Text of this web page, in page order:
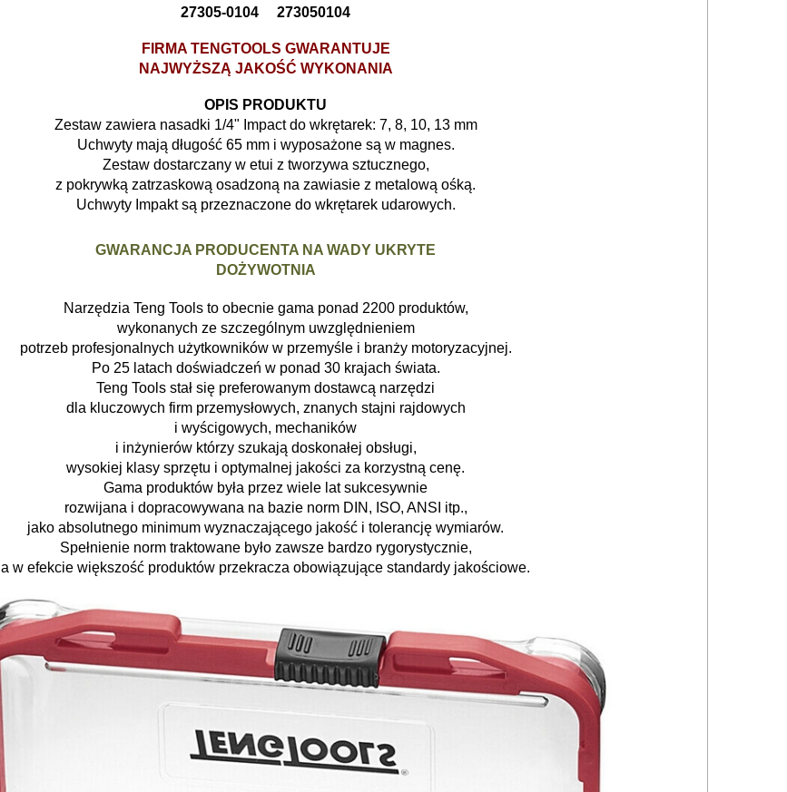
27305-0104 273050104
FIRMA TENGTOOLS GWARANTUJE
NAJWYŻSZĄ JAKOŚĆ WYKONANIA
OPIS PRODUKTU
Zestaw zawiera nasadki 1/4" Impact do wkrętarek: 7, 8, 10, 13 mm
Uchwyty mają długość 65 mm i wyposażone są w magnes.
Zestaw dostarczany w etui z tworzywa sztucznego,
z pokrywką zatrzaskową osadzoną na zawiasie z metalową ośką.
Uchwyty Impakt są przeznaczone do wkrętarek udarowych.
GWARANCJA PRODUCENTA NA WADY UKRYTE
DOŻYWOTNIA
Narzędzia Teng Tools to obecnie gama ponad 2200 produktów,
wykonanych ze szczególnym uwzględnieniem
potrzeb profesjonalnych użytkowników w przemyśle i branży motoryzacyjnej.
Po 25 latach doświadczeń w ponad 30 krajach świata.
Teng Tools stał się preferowanym dostawcą narzędzi
dla kluczowych firm przemysłowych, znanych stajni rajdowych
i wyścigowych, mechaników
i inżynierów którzy szukają doskonałej obsługi,
wysokiej klasy sprzętu i optymalnej jakości za korzystną cenę.
Gama produktów była przez wiele lat sukcesywnie
rozwijana i dopracowywana na bazie norm DIN, ISO, ANSI itp.,
jako absolutnego minimum wyznaczającego jakość i tolerancję wymiarów.
Spełnienie norm traktowane było zawsze bardzo rygorystycznie,
a w efekcie większość produktów przekracza obowiązujące standardy jakościowe.